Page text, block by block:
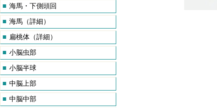
■ 海馬・下側頭回
■ 海馬（詳細）
■ 扁桃体（詳細）
■ 小脳虫部
■ 小脳半球
■ 中脳上部
■ 中脳中部